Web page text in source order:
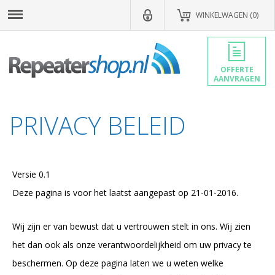
WINKELWAGEN (0)
OFFERTE
AANVRAGEN
PRIVACY BELEID
Versie 0.1
Deze pagina is voor het laatst aangepast op 21-01-2016.
Wij zijn er van bewust dat u vertrouwen stelt in ons. Wij zien
het dan ook als onze verantwoordelijkheid om uw privacy te
beschermen. Op deze pagina laten we u weten welke